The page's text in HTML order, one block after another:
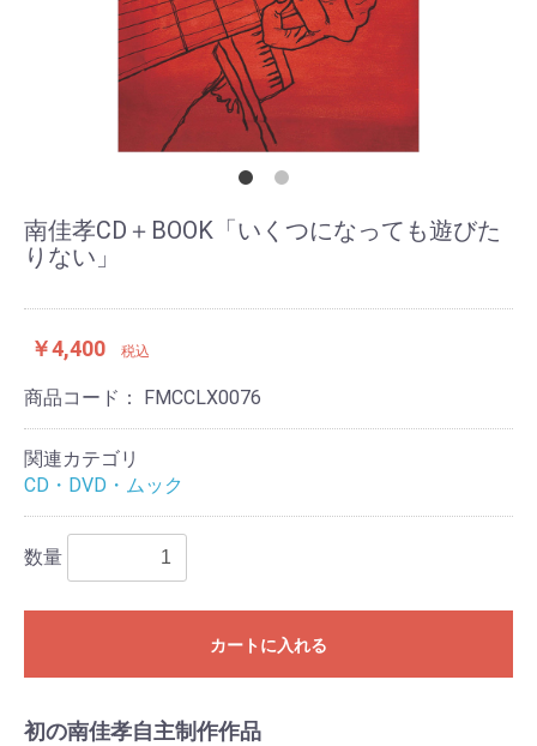
南佳孝CD＋BOOK「いくつになっても遊びた
りない」
￥4,400 税込
商品コード： FMCCLX0076
関連カテゴリ
CD・DVD・ムック
数量
カートに入れる
初の南佳孝自主制作作品